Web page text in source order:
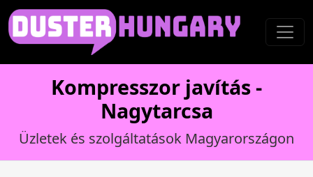
Kompresszor javítás -
Nagytarcsa
Üzletek és szolgáltatások Magyarországon